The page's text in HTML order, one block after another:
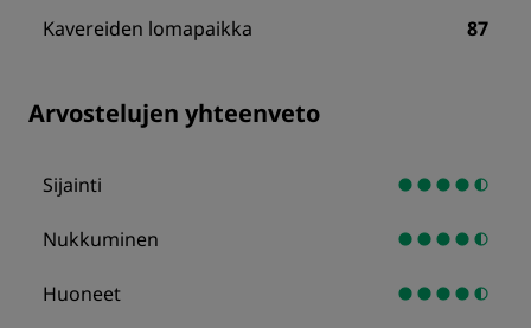
Kavereiden lomapaikka 87
Arvostelujen yhteenveto
Sijainti
Nukkuminen
Huoneet